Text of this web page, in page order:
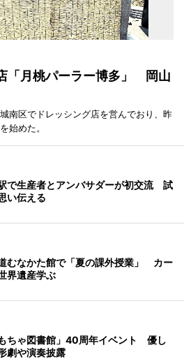
「月桃パーラー博多」 岡山
南区でドレッシング店を営んでおり、昨
始めた。
で生産者とアンバサダーが初交流 試
い伝える
むなかた館で「夏の課外授業」 カー
界遺産学ぶ
ちゃ図書館」40周年イベント 優し
劇や演奏披露